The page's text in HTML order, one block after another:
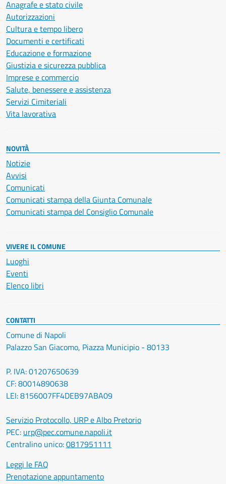
Anagrafe e stato civile
Autorizzazioni
Cultura e tempo libero
Documenti e certificati
Educazione e formazione
Giustizia e sicurezza pubblica
Imprese e commercio
Salute, benessere e assistenza
Servizi Cimiteriali
Vita lavorativa
NOVITÀ
Notizie
Avvisi
Comunicati
Comunicati stampa della Giunta Comunale
Comunicati stampa del Consiglio Comunale
VIVERE IL COMUNE
Luoghi
Eventi
Elenco libri
CONTATTI
Comune di Napoli
Palazzo San Giacomo, Piazza Municipio - 80133
P. IVA: 01207650639
CF: 80014890638
LEI: 8156007FF4DEB97ABA09
Servizio Protocollo, URP e Albo Pretorio
PEC: urp@pec.comune.napoli.it
Centralino unico:0817951111
Leggi le FAQ
Prenotazione appuntamento